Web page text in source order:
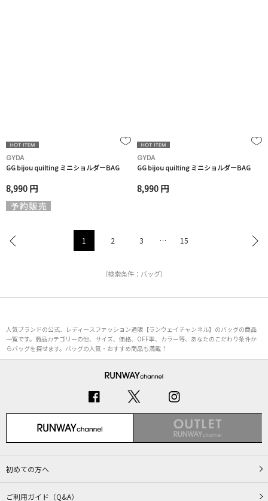
GYDA
GG bijou quilting ミニショルダーBAG
8,990 円
GYDA
GG bijou quilting ミニショルダーBAG
8,990 円
1 2 3 … 15
（検索条件：バッグ）
人気ブランドの公式、レディースファッション通販【ランウェイチャンネル】のバッグの商品
一覧です。商品カテゴリーの他、サイズ、価格、OFF率、カラー等、あなたのこだわり条件か
らバッグを探せます。バッグの人気・おすすめ商品も満載！
初めての方へ
ご利用ガイド（Q&A）